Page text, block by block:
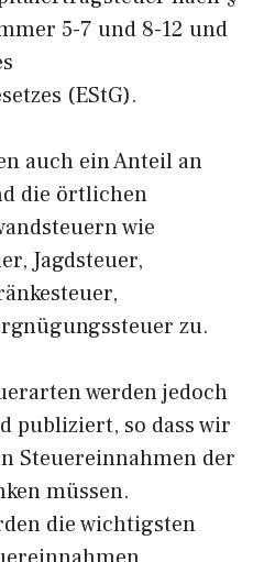
5-7 und 8-12 und
(EStG).
auch ein Anteil an
die örtlichen
wie
Jagdsteuer,
zu.
werden jedoch
publiziert, so dass wir
Steuereinnahmen der
müssen.
die wichtigsten